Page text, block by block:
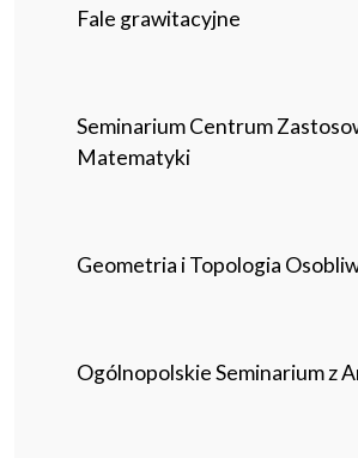
Fale grawitacyjne
Seminarium Centrum
Matematyki
Geometria i Topologia
Ogólnopolskie Seminarium z